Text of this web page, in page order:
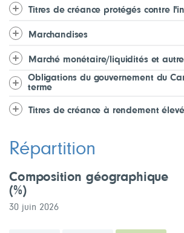
Titres de créance protégés contre
Marchandises
Marché monétaire/liquidités et
Obligations du gouvernement du
terme
Titres de créance à rendement élevé
Répartition
Composition géographique
(%)
30 juin 2026